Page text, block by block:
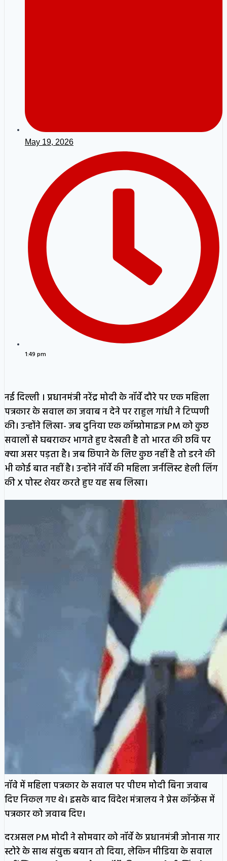
May 19, 2026
1:49 pm
नई दिल्ली । प्रधानमंत्री नरेंद्र मोदी के नॉर्वे दौरे पर एक महिला
पत्रकार के सवाल का जवाब न देने पर राहुल गांधी ने टिप्पणी
की। उन्होंने लिखा- जब दुनिया एक कॉम्प्रोमाइज PM को कुछ
सवालों से घबराकर भागते हुए देखती है तो भारत की छवि पर
क्या असर पड़ता है। जब छिपाने के लिए कुछ नहीं है तो डरने की
भी कोई बात नहीं है। उन्होंने नॉर्वे की महिला जर्नलिस्ट हेली लिंग
की X पोस्ट शेयर करते हुए यह सब लिखा।
नॉवे में महिला पत्रकार के सवाल पर पीएम मोदी बिना जवाब
दिए निकल गए थे। इसके बाद विदेश मंत्रालय ने प्रेस कॉन्फ्रेंस में
पत्रकार को जवाब दिए।
दरअसल PM मोदी ने सोमवार को नॉर्वे के प्रधानमंत्री जोनास गार
स्टोरे के साथ संयुक्त बयान तो दिया, लेकिन मीडिया के सवाल